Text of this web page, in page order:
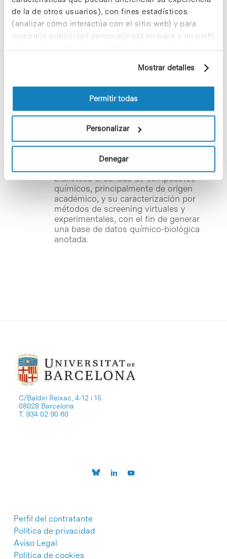
de la de otros usuarios), con fines estadísticos
(analizar cómo interactúa con el sitio web) y para
mostrarle publicidad personalizada en base a un perfil
elaborado a partir de sus hábitos de navegación (por
información sobre las cookies puede consultar
la Política de cookies del sitio web.
Mostrar detalles
Permitir todas
Personalizar
Denegar
La Plataforma de Drug
Discovery del PCB presenta el
Notícias
h, tendrá lugar el acto de presentación
del nuevo laboratorio de
Cluster del Parc Científic Barcelona (c/
Baldiri Reixac, 10). ChemBioBank es una
coordinada por laPlataforma de Drug
ubicada en el PCB- que tiene
biblioteca ordenada de compuestos
químicos, principalmente de origen
académico, y su caracterización por
métodos de screening virtuales y
experimentales, con el fin de generar
una base de datos químico-biológica
anotada.
C/Baldiri Reixac, 4-12 i 15
08028 Barcelona
T. 934 02 90 60
Perfil del contratante
Política de privacidad
Aviso Legal
Política de cookies